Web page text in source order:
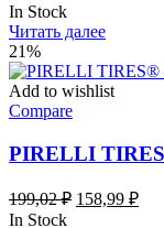
In Stock
Читать далее
21%
Add to wishlist
Compare
PIRELLI
199,02₽ 158,99 ₽
In Stock